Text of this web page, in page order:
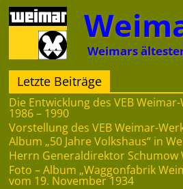
Zum
Inhalt
springen
Weimars
Letzte Beiträge
Die Entwicklung des VEB
1986 – 1990
Vorstellung des VEB Weimar-
Album „50 Jahre Volkshaus“ in
Herrn Generaldirektor Schumow
Foto – Album „Waggonfabrik
vom 19. November 1934